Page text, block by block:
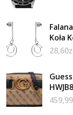
Koła
28,60
459,99